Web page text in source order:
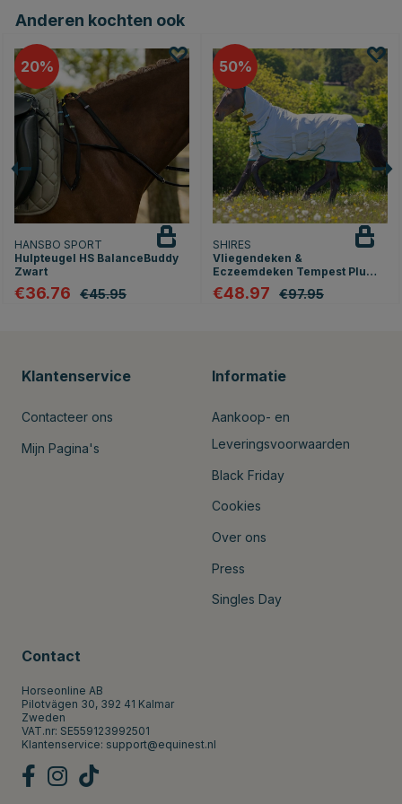
Anderen kochten ook
20
HANSBO SPORT
Hulpteugel HS BalanceBuddy
Zwart
€36.76 €45.95
50
SHIRES
Vliegendeken &
Eczeemdeken Tempest Plus
Wit
€48.97 €97.95
Klantenservice
Contacteer ons
Mijn Pagina's
Informatie
Aankoop- en
Leveringsvoorwaarden
Black Friday
Cookies
Over ons
Press
Singles Day
Contact
Horseonline AB
Pilotvägen 30, 392 41 Kalmar
Zweden
VAT.nr: SE559123992501
Klantenservice: support@equinest.nl